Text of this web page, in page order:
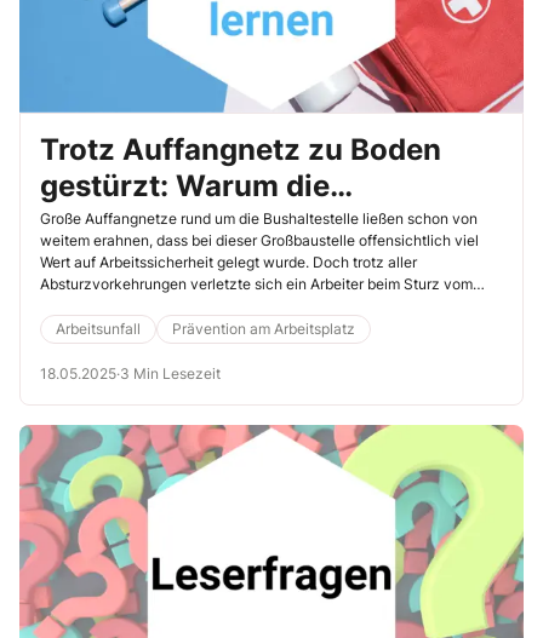
Trotz Auffangnetz zu Boden
gestürzt: Warum die
Absturzsicherung ihren Dienst
versagte
Große Auffangnetze rund um die Bushaltestelle ließen schon von
weitem erahnen, dass bei dieser Großbaustelle offensichtlich viel
Wert auf Arbeitssicherheit gelegt wurde. Doch trotz aller
Absturzvorkehrungen verletzte sich ein Arbeiter beim Sturz vom
Dachdecker an den Nagel hängen musste. Lesen Sie hier, was ihm
zum Verhängnis wurde und wie dieser Unfall hätte verhindert
werden können.
Arbeitsunfall Prävention am Arbeitsplatz
18.05.2025·3 Min Lesezeit